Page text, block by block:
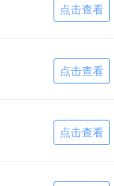
点击查看
点击查看
点击查看